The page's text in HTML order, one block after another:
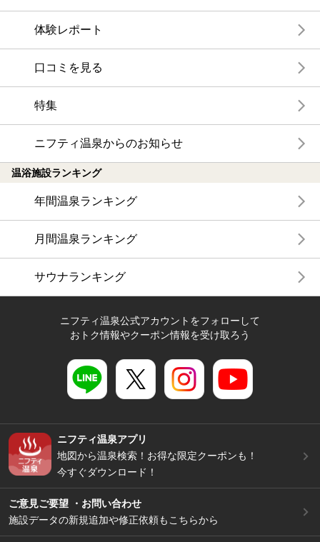
体験レポート
口コミを見る
特集
ニフティ温泉からのお知らせ
温浴施設ランキング
年間温泉ランキング
月間温泉ランキング
サウナランキング
ニフティ温泉公式アカウントをフォローして
おトク情報やクーポン情報を受け取ろう
ニフティ温泉アプリ
地図から温泉検索！お得な限定クーポンも！
今すぐダウンロード！
ご意見ご要望 ・お問い合わせ
施設データの新規追加や修正依頼もこちらから